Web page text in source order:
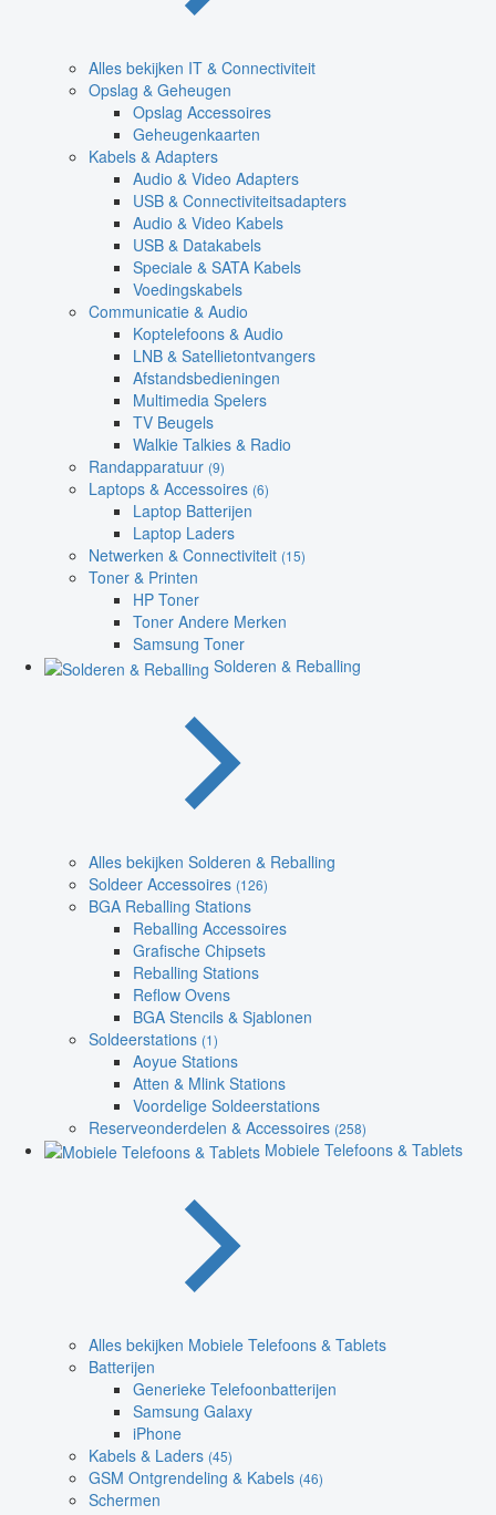
Alles bekijken IT & Connectiviteit
Opslag & Geheugen
Opslag Accessoires
Geheugenkaarten
Kabels & Adapters
Audio & Video Adapters
USB & Connectiviteitsadapters
Audio & Video Kabels
USB & Datakabels
Speciale & SATA Kabels
Voedingskabels
Communicatie & Audio
Koptelefoons & Audio
LNB & Satellietontvangers
Afstandsbedieningen
Multimedia Spelers
TV Beugels
Walkie Talkies & Radio
Randapparatuur (9)
Laptops & Accessoires (6)
Laptop Batterijen
Laptop Laders
Netwerken & Connectiviteit (15)
Toner & Printen
HP Toner
Toner Andere Merken
Samsung Toner
Solderen & Reballing
Alles bekijken Solderen & Reballing
Soldeer Accessoires (126)
BGA Reballing Stations
Reballing Accessoires
Grafische Chipsets
Reballing Stations
Reflow Ovens
BGA Stencils & Sjablonen
Soldeerstations (1)
Aoyue Stations
Atten & Mlink Stations
Voordelige Soldeerstations
Reserveonderdelen & Accessoires (258)
Mobiele Telefoons & Tablets
Alles bekijken Mobiele Telefoons & Tablets
Batterijen
Generieke Telefoonbatterijen
Samsung Galaxy
iPhone
Kabels & Laders (45)
GSM Ontgrendeling & Kabels (46)
Schermen